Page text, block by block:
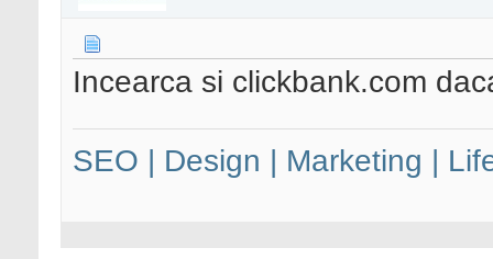
Incearca si clickbank.com
SEO | Design | Marketing |